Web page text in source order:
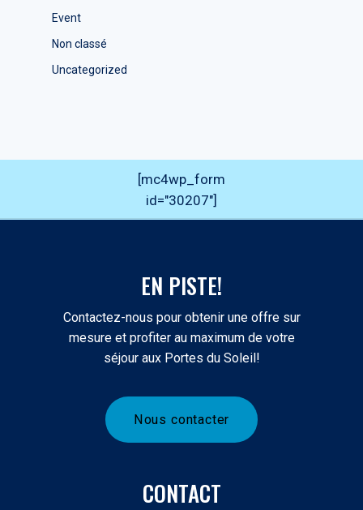
Event
Non classé
Uncategorized
[mc4wp_form
id="30207"]
EN PISTE!
Contactez-nous pour obtenir une offre sur
mesure et profiter au maximum de votre
séjour aux Portes du Soleil!
N ous contacter
CONTACT